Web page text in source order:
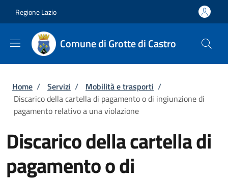
Regione Lazio
Comune di Grotte di Castro
Briciole di pane
Home / Servizi / Mobilità e trasporti /
Discarico della cartella di pagamento o di ingiunzione di
pagamento relativo a una violazione
Discarico della cartella di
pagamento o di